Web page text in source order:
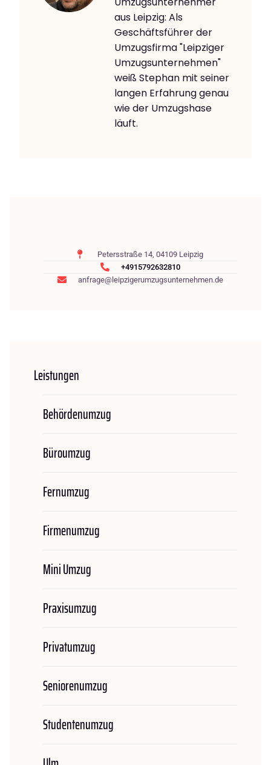
aus Leipzig: Als
Geschäftsführer der
Umzugsfirma "Leipziger
Umzugsunternehmen"
weiß Stephan mit seiner
langen Erfahrung genau
wie der Umzugshase
läuft.
Petersstraße 14, 04109 Leipzig
+4915792632810
anfrage@leipzigerumzugsunternehmen.de
Leistungen
Behördenumzug
Büroumzug
Fernumzug
Firmenumzug
Mini Umzug
Praxisumzug
Privatumzug
Seniorenumzug
Studentenumzug